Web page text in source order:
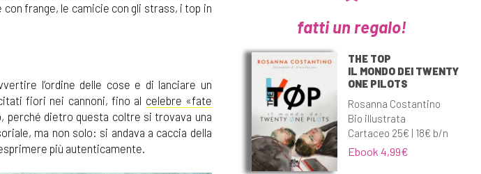
con frange, le camicie con gli strass, i top in
l’ordine delle cose e di lanciare un
fiori nei cannoni, fino al celebre «fate
perché dietro questa coltre si trovava una
ma non solo: si andava a caccia della
più autenticamente.
fatti un regalo!
THE TOP
IL MONDO DEI TWENTY
ONE PILOTS
Rosanna Costantino
Bio illustrata
Cartaceo 25€ | 18€ b/n
Ebook 4,99€